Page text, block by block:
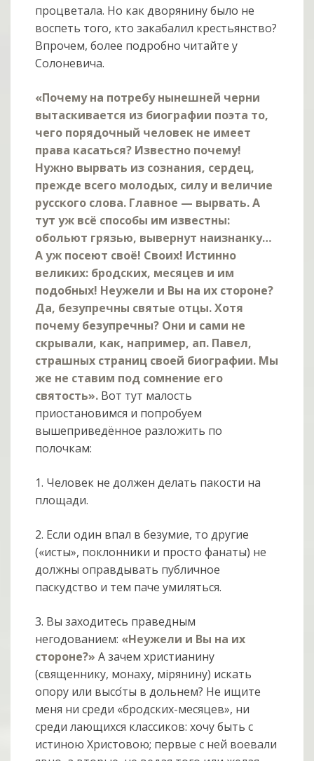
процветала. Но как дворянину было не
воспеть того, кто закабалил крестьянство?
Впрочем, более подробно читайте у
Солоневича.
«Почему на потребу нынешней черни
вытаскивается из биографии поэта то,
чего порядочный человек не имеет
права касаться? Известно почему!
Нужно вырвать из сознания, сердец,
прежде всего молодых, силу и величие
русского слова. Главное — вырвать. А
тут уж всё способы им известны:
обольют грязью, вывернут наизнанку…
А уж посеют своё! Своих! Истинно
великих: бродских, месяцев и им
подобных! Неужели и Вы на их стороне?
Да, безупречны святые отцы. Хотя
почему безупречны? Они и сами не
скрывали, как, например, ап. Павел,
страшных страниц своей биографии. Мы
же не ставим под сомнение его
святость». Вот тут малость
приостановимся и попробуем
вышеприведённое разложить по
полочкам:
1. Человек не должен делать пакости на
площади.
2. Если один впал в безумие, то другие
(«исты», поклонники и просто фанаты) не
должны оправдывать публичное
паскудство и тем паче умиляться.
3. Вы заходитесь праведным
негодованием: «Неужели и Вы на их
стороне?» А зачем христианину
(священнику, монаху, мiрянину) искать
опору или высоты в дольнем? Не ищите
меня ни среди «бродских-месяцев», ни
среди лающихся классиков: хочу быть с
истиною Христовою; первые с ней воевали